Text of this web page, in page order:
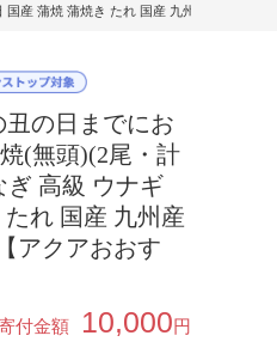
産 蒲焼 蒲焼き たれ 国産 九州産 鹿児島県
丑の日までにお
(無頭)(2尾・計
ぎ 高級 ウナギ
れ 国産 九州産
アクアおおす
付金額 10,000円